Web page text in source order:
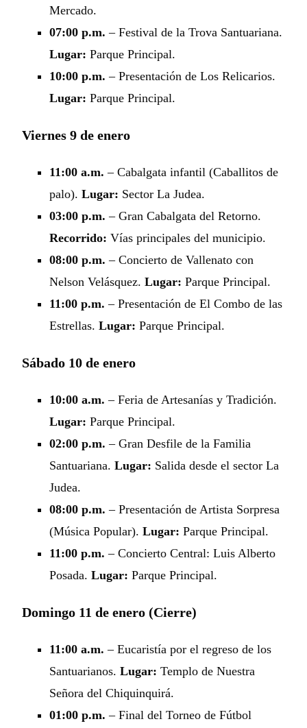
Mercado.
07:00 p.m. – Festival de la Trova Santuariana.
Lugar: Parque Principal.
10:00 p.m. – Presentación de Los Relicarios.
Lugar: Parque Principal.
Viernes 9 de enero
11:00 a.m. – Cabalgata infantil (Caballitos de
palo). Lugar: Sector La Judea.
03:00 p.m. – Gran Cabalgata del Retorno.
Recorrido: Vías principales del municipio.
08:00 p.m. – Concierto de Vallenato con
Nelson Velásquez. Lugar: Parque Principal.
11:00 p.m. – Presentación de El Combo de las
Estrellas. Lugar: Parque Principal.
Sábado 10 de enero
10:00 a.m. – Feria de Artesanías y Tradición.
Lugar: Parque Principal.
02:00 p.m. – Gran Desfile de la Familia
Santuariana. Lugar: Salida desde el sector La
Judea.
08:00 p.m. – Presentación de Artista Sorpresa
(Música Popular). Lugar: Parque Principal.
11:00 p.m. – Concierto Central: Luis Alberto
Posada. Lugar: Parque Principal.
Domingo 11 de enero (Cierre)
11:00 a.m. – Eucaristía por el regreso de los
Santuarianos. Lugar: Templo de Nuestra
Señora del Chiquinquirá.
01:00 p.m. – Final del Torneo de Fútbol